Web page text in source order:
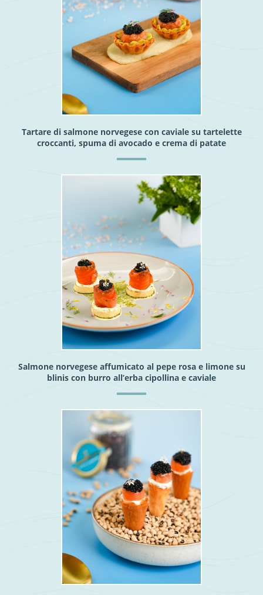
Tartare di salmone norvegese con caviale su tartelette
croccanti, spuma di avocado e crema di patate
Salmone norvegese affumicato al pepe rosa e limone su
blinis con burro all’erba cipollina e caviale